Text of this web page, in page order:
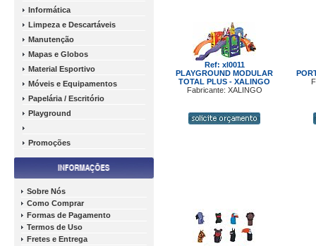
Informática
Limpeza e Descartáveis
Manutenção
Mapas e Globos
Material Esportivo
Móveis e Equipamentos
Papelária / Escritório
Playground
Promoções
Sobre Nós
Como Comprar
Formas de Pagamento
Termos de Uso
Fretes e Entrega
Ref: xl0011
PLAYGROUND MODULAR
TOTAL PLUS - XALINGO
Fabricante: XALINGO